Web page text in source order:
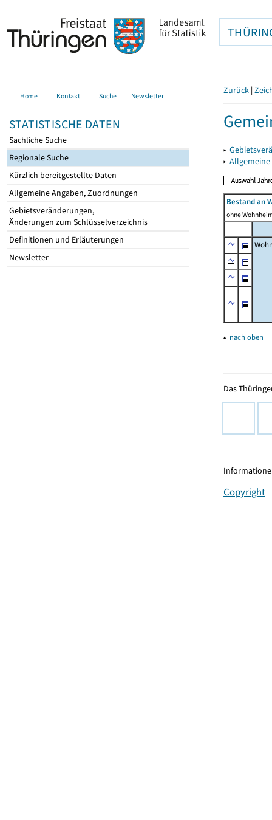
Home Kontakt Suche Newsletter
STATISTISCHE DATEN
Sachliche Suche
Regionale Suche
Kürzlich bereitgestellte Daten
Allgemeine Angaben, Zuordnungen
Gebietsveränderungen,
Änderungen zum Schlüsselverzeichnis
Definitionen und Erläuterungen
Newsletter
Zurück |
▸
▸
Bestand an
ohne
▴ nach oben
Das
Copyright